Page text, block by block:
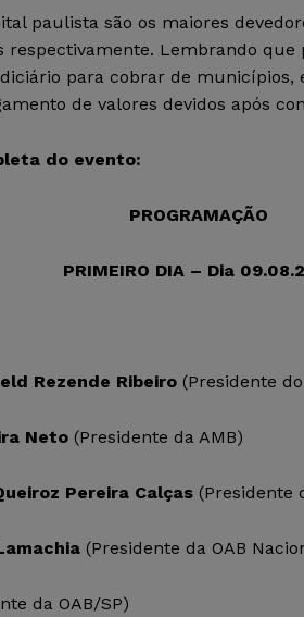
paulista são os maiores
respectivamente. Lembrando
para cobrar de municípios,
de valores devidos após
do evento:
PROGRAMAÇÃO
PRIMEIRO DIA – Dia
Rezende Ribeiro (Presidente
Neto (Presidente da AMB)
Pereira Calças (Presidente
(Presidente da OAB
da OAB/SP)